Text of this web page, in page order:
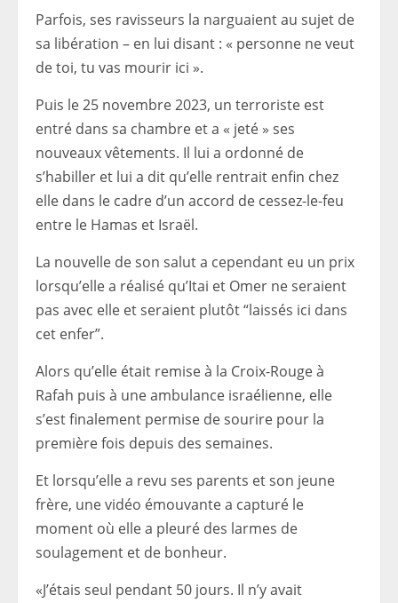
Parfois, ses ravisseurs la narguaient au sujet de
sa libération – en lui disant : « personne ne veut
de toi, tu vas mourir ici ».
Puis le 25 novembre 2023, un terroriste est
entré dans sa chambre et a « jeté » ses
nouveaux vêtements. Il lui a ordonné de
s’habiller et lui a dit qu’elle rentrait enfin chez
elle dans le cadre d’un accord de cessez-le-feu
entre le Hamas et Israël.
La nouvelle de son salut a cependant eu un prix
lorsqu’elle a réalisé qu’Itai et Omer ne seraient
pas avec elle et seraient plutôt “laissés ici dans
cet enfer”.
Alors qu’elle était remise à la Croix-Rouge à
Rafah puis à une ambulance israélienne, elle
s’est finalement permise de sourire pour la
première fois depuis des semaines.
Et lorsqu’elle a revu ses parents et son jeune
frère, une vidéo émouvante a capturé le
moment où elle a pleuré des larmes de
soulagement et de bonheur.
«J’étais seul pendant 50 jours. Il n’y avait